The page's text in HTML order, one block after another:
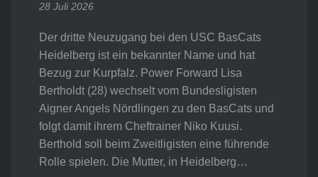
28 Juli 2026
Der dritte Neuzugang bei den USC BasCats
Heidelberg ist ein bekannter Name und hat
Bezug zur Kurpfalz. Power Forward Lisa
Bertholdt (28) wechselt vom Bundesligisten
Aigner Angels Nördlingen zu den BasCats und
folgt damit ihrem Cheftrainer Niko Kuusi.
Berthold soll beim Zweitligisten eine führende
Rolle spielen. Die Mutter, in Heidelberg…